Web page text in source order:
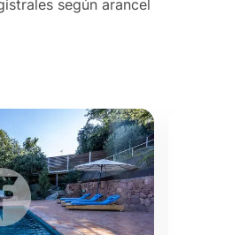
según arancel